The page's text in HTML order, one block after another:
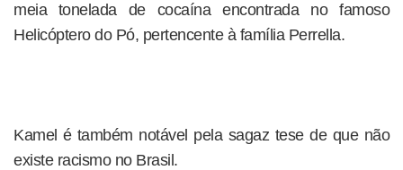
meia tonelada de cocaína encontrada no famoso
Helicóptero do Pó, pertencente à família Perrella.
Kamel é também notável pela sagaz tese de que não
existe racismo no Brasil.